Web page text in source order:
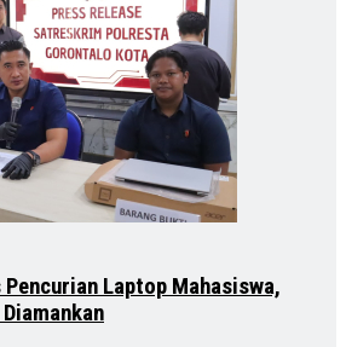
Laptop Mahasiswa,